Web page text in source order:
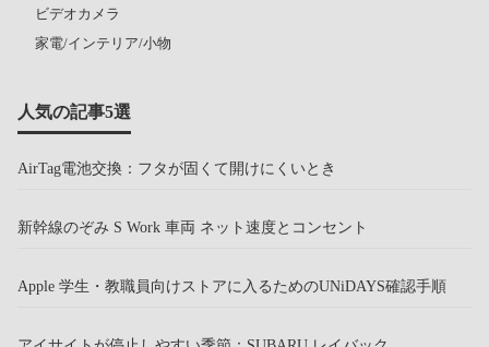
ビデオカメラ
家電/インテリア/小物
人気の記事5選
AirTag電池交換：フタが固くて開けにくいとき
新幹線のぞみ S Work 車両 ネット速度とコンセント
Apple 学生・教職員向けストアに入るためのUNiDAYS確認手順